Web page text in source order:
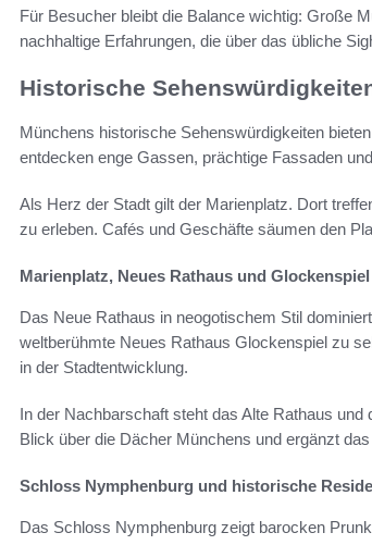
Für Besucher bleibt die Balance wichtig: Große
nachhaltige Erfahrungen, die über das übliche
Historische
Münchens historische Sehenswürdigkeiten
entdecken enge Gassen, prächtige Fassaden
Als Herz der Stadt gilt der Marienplatz. Dort
zu erleben. Cafés und Geschäfte säumen den
Marienplatz, Neues Rathaus und Glockenspiel
Das Neue Rathaus in neogotischem Stil
weltberühmte Neues Rathaus Glockenspiel zu
in der Stadtentwicklung.
In der Nachbarschaft steht das Alte Rathaus und
Blick über die Dächer Münchens und ergänzt
Schloss Nymphenburg und historische
Das Schloss Nymphenburg zeigt barocken